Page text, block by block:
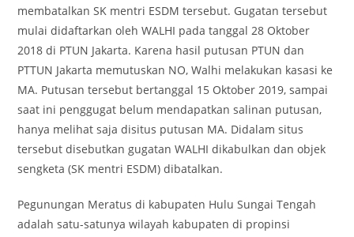
membatalkan SK mentri ESDM tersebut. Gugatan tersebut
mulai didaftarkan oleh WALHI pada tanggal 28 Oktober
2018 di PTUN Jakarta. Karena hasil putusan PTUN dan
PTTUN Jakarta memutuskan NO, Walhi melakukan kasasi ke
MA. Putusan tersebut bertanggal 15 Oktober 2019, sampai
saat ini penggugat belum mendapatkan salinan putusan,
hanya melihat saja disitus putusan MA. Didalam situs
tersebut disebutkan gugatan WALHI dikabulkan dan objek
sengketa (SK mentri ESDM) dibatalkan.
Pegunungan Meratus di kabupaten Hulu Sungai Tengah
adalah satu-satunya wilayah kabupaten di propinsi